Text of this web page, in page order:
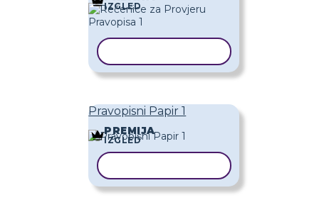
IZGLED
Pravopisni Papir 1
PREMIJA
IZGLED